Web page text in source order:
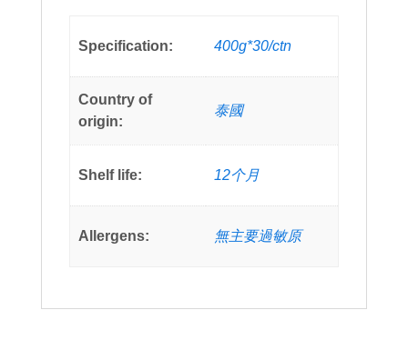
Specification: 400g*30/ctn
Country of
origin:
泰國
Shelf life: 12个月
Allergens: 無主要過敏原